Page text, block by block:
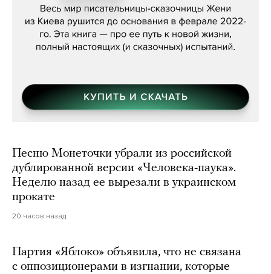
Песню Монеточки убрали из российской
дублированной версии «Человека-паука».
Неделю назад ее вырезали в украинском
прокате
20 часов назад
Партия «Яблоко» объявила, что не связана
с оппозиционерами в изгнании, которые